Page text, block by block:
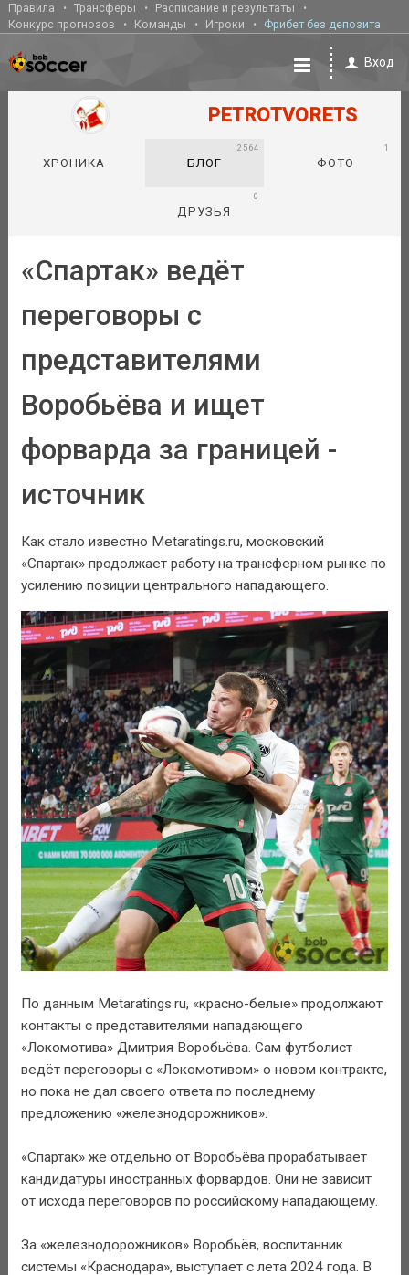
Правила Трансферы
Расписание и результаты
Конкурс прогнозов
Команды Игроки Фрибет без депозита
Вход
PETROTVORETS
ХРОНИКА БЛОГ
2564
ФОТО
1
ДРУЗЬЯ
0
«Спартак» ведёт
переговоры с
представителями
Воробьёва и ищет
форварда за границей -
источник
Как стало известно Metaratings.ru, московский
«Спартак» продолжает работу на трансферном рынке по
усилению позиции центрального нападающего.
По данным Metaratings.ru, «красно-белые» продолжают
контакты с представителями нападающего
«Локомотива» Дмитрия Воробьёва. Сам футболист
ведёт переговоры с «Локомотивом» о новом контракте,
но пока не дал своего ответа по последнему
предложению «железнодорожников».
«Спартак» же отдельно от Воробьёва прорабатывает
кандидатуры иностранных форвардов. Они не зависит
от исхода переговоров по российскому нападающему.
За «железнодорожников» Воробьёв, воспитанник
системы «Краснодара», выступает с лета 2024 года. В